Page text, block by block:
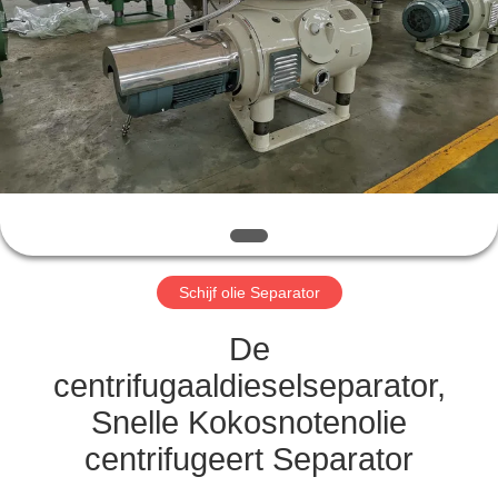
ONS
FABRIEKSTOUR
KWALITEITSCONTROLE
NEEM
CONTACT
NIEUWS
Schijf olie Separator
De
centrifugaaldieselseparator,
Snelle Kokosnotenolie
centrifugeert Separator